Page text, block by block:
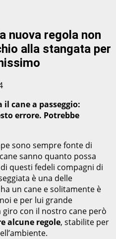
nuova regola non
alla stangata per
cane a passeggio:
errore. Potrebbe
sono sempre fonte di
sanno quanto possa
questi fedeli compagni di
è una delle
un cane e solitamente è
e per lui grande
con il nostro cane però
alcune regole, stabilite per